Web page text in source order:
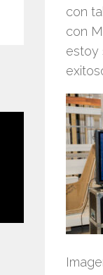
con
con
estoy